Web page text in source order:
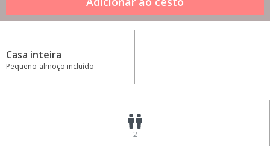
Casa inteira
Pequeno-almoço incluído
2